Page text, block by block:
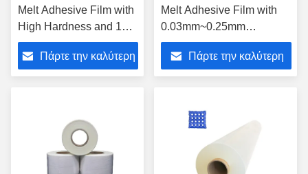
Melt Adhesive Film with
High Hardness and 170-
200°C Temperature for
Industrial Use
Πάρτε την καλύτερη
Melt Adhesive Film with
0.03mm~0.25mm
Thickness and 100-120°C
Temperature for
Waterproof Bonding
Πάρτε την καλύτερη